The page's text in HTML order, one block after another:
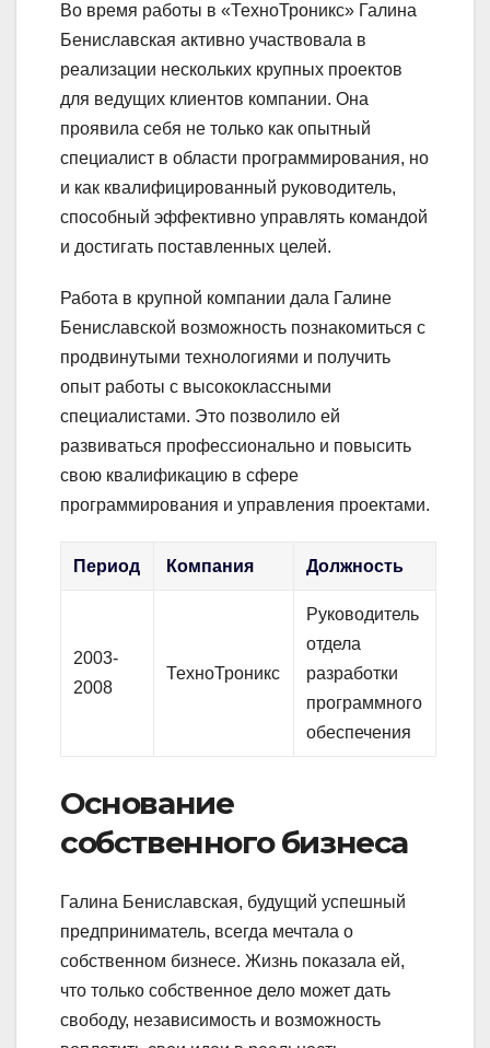
Во время работы в «ТехноТроникс» Галина
Бениславская активно участвовала в
реализации нескольких крупных проектов
для ведущих клиентов компании. Она
проявила себя не только как опытный
специалист в области программирования, но
и как квалифицированный руководитель,
способный эффективно управлять командой
и достигать поставленных целей.
Работа в крупной компании дала Галине
Бениславской возможность познакомиться с
продвинутыми технологиями и получить
опыт работы с высококлассными
специалистами. Это позволило ей
развиваться профессионально и повысить
свою квалификацию в сфере
программирования и управления проектами.
Период Компания Должность
2003-
2008
ТехноТроникс
Руководитель
отдела
разработки
программного
обеспечения
Основание
собственного бизнеса
Галина Бениславская, будущий успешный
предприниматель, всегда мечтала о
собственном бизнесе. Жизнь показала ей,
что только собственное дело может дать
свободу, независимость и возможность